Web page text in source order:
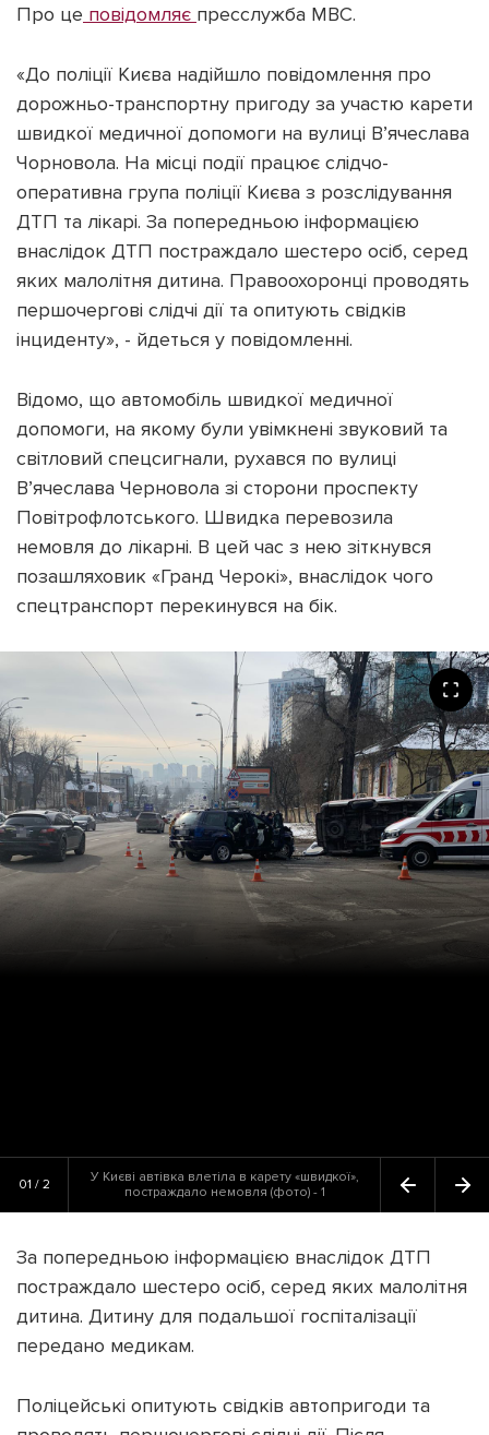
Підтримати dyvys.info
Про це повідомляє пресслужба МВС.
«До поліції Києва надійшло повідомлення про
дорожньо-транспортну пригоду за участю карети
швидкої медичної допомоги на вулиці В’ячеслава
Чорновола. На місці події працює слідчо-
оперативна група поліції Києва з розслідування
ДТП та лікарі. За попередньою інформацією
внаслідок ДТП постраждало шестеро осіб, серед
яких малолітня дитина. Правоохоронці проводять
першочергові слідчі дії та опитують свідків
інциденту», - йдеться у повідомленні.
Відомо, що автомобіль швидкої медичної
допомоги, на якому були увімкнені звуковий та
світловий спецсигнали, рухався по вулиці
В’ячеслава Черновола зі сторони проспекту
Повітрофлотського. Швидка перевозила
немовля до лікарні. В цей час з нею зіткнувся
позашляховик «Гранд Черокі», внаслідок чого
спецтранспорт перекинувся на бік.
01 / 2
У Києві автівка влетіла в карету «швидкої»,
постраждало немовля (фото) - 1
За попередньою інформацією внаслідок ДТП
постраждало шестеро осіб, серед яких малолітня
дитина. Дитину для подальшої госпіталізації
передано медикам.
Поліцейські опитують свідків автопригоди та